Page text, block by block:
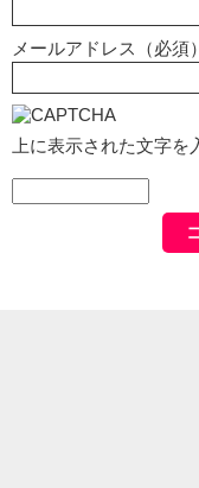
メールアドレス（必
上に表示された文字を